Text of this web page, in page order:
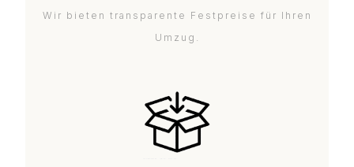
Wir bieten transparente Festpreise für Ihren
Umzug.